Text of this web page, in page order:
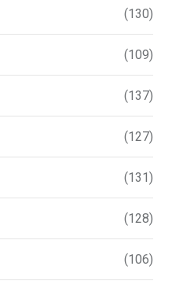
(130)
(109)
(137)
(127)
(131)
(128)
(106)